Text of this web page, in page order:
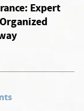
Expert